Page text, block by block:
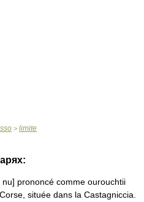
> limite
prononcé comme ourouchtii
située dans la Castagniccia.